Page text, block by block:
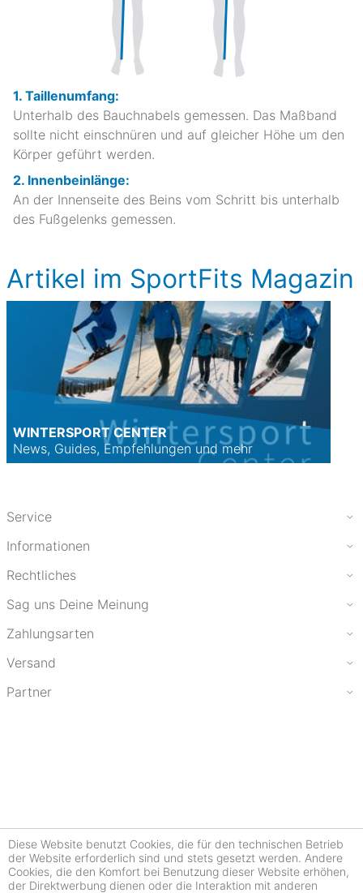
1. Taillenumfang:
Unterhalb des Bauchnabels gemessen. Das Maßband
sollte nicht einschnüren und auf gleicher Höhe um den
Körper geführt werden.
2. Innenbeinlänge:
An der Innenseite des Beins vom Schritt bis unterhalb
des Fußgelenks gemessen.
Artikel im SportFits Magazin
WINTERSPORT CENTER
News, Guides, Empfehlungen und mehr
Service
Informationen
Rechtliches
Sag uns Deine Meinung
Zahlungsarten
Versand
Partner
Diese Website benutzt Cookies, die für den technischen Betrieb
der Website erforderlich sind und stets gesetzt werden. Andere
Cookies, die den Komfort bei Benutzung dieser Website erhöhen,
der Direktwerbung dienen oder die Interaktion mit anderen